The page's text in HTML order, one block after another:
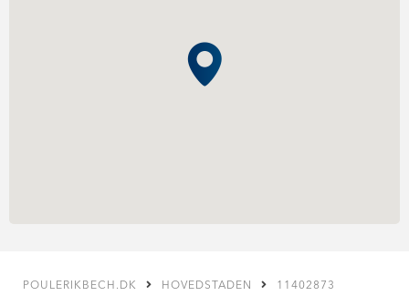
POULERIKBECH.DK HOVEDSTADEN 11402873